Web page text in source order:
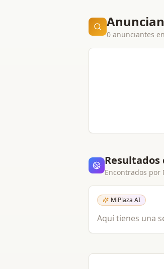
0 anunciantes
Resultados
Encontrados por
MiPlaza AI
Aquí tienes una